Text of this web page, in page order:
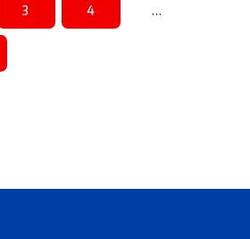
3 4 …